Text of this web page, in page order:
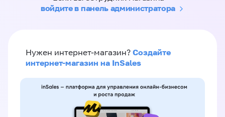
войдите в панель администратора
Нужен интернет-магазин? Создайте
интернет-магазин на InSales